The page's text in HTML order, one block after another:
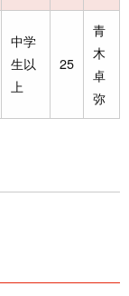
中学
生以
上
25
青
木
卓
弥